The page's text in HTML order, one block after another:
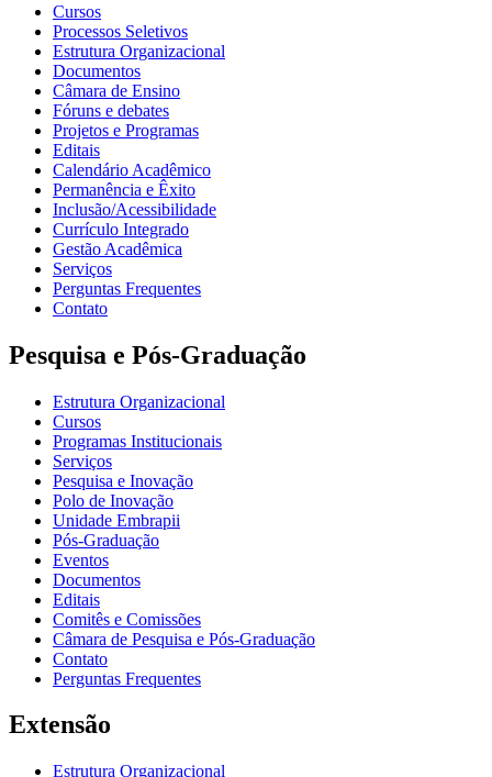
Cursos
Processos Seletivos
Estrutura Organizacional
Documentos
Câmara de Ensino
Fóruns e debates
Projetos e Programas
Editais
Calendário Acadêmico
Permanência e Êxito
Inclusão/Acessibilidade
Currículo Integrado
Gestão Acadêmica
Serviços
Perguntas Frequentes
Contato
Pesquisa e Pós-Graduação
Estrutura Organizacional
Cursos
Programas Institucionais
Serviços
Pesquisa e Inovação
Polo de Inovação
Unidade Embrapii
Pós-Graduação
Eventos
Documentos
Editais
Comitês e Comissões
Câmara de Pesquisa e Pós-Graduação
Contato
Perguntas Frequentes
Extensão
Estrutura Organizacional